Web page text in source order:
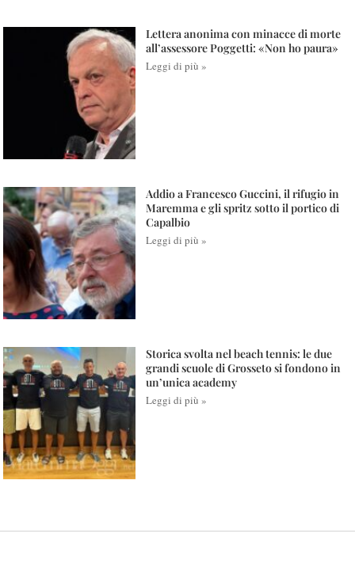
Lettera anonima con minacce di morte
all’assessore Poggetti: «Non ho paura»
Leggi di più »
Addio a Francesco Guccini, il rifugio in
Maremma e gli spritz sotto il portico di
Capalbio
Leggi di più »
Storica svolta nel beach tennis: le due
grandi scuole di Grosseto si fondono in
un’unica academy
Leggi di più »